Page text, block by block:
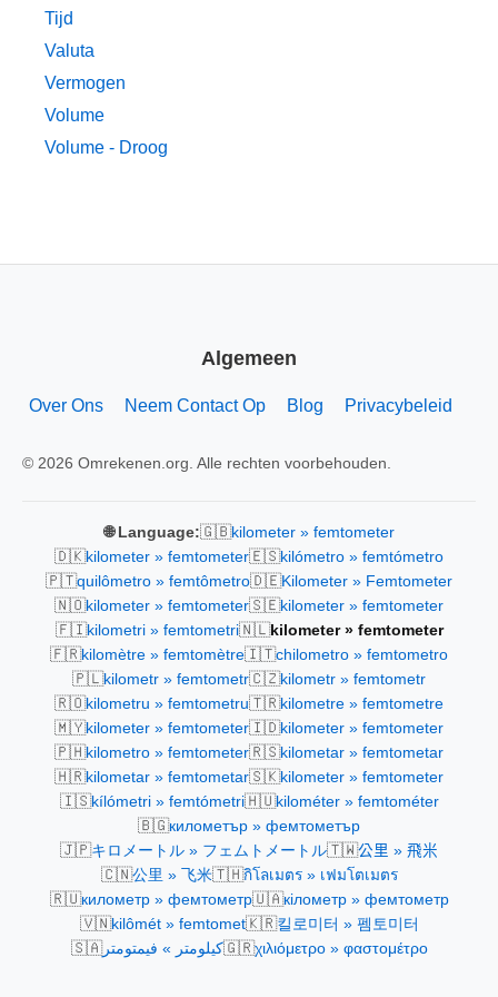
Tijd
Valuta
Vermogen
Volume
Volume - Droog
Algemeen
Over Ons Neem Contact Op Blog Privacybeleid
© 2026 Omrekenen.org. Alle rechten voorbehouden.
🌐 Language:🇬🇧kilometer » femtometer
🇩🇰kilometer » femtometer🇪🇸kilómetro » femtómetro
🇵🇹quilômetro » femtômetro🇩🇪Kilometer » Femtometer
🇳🇴kilometer » femtometer🇸🇪kilometer » femtometer
🇫🇮kilometri » femtometri🇳🇱kilometer » femtometer
🇫🇷kilomètre » femtomètre🇮🇹chilometro » femtometro
🇵🇱kilometr » femtometr🇨🇿kilometr » femtometr
🇷🇴kilometru » femtometru🇹🇷kilometre » femtometre
🇲🇾kilometer » femtometer🇮🇩kilometer » femtometer
🇵🇭kilometro » femtometer🇷🇸kilometar » femtometar
🇭🇷kilometar » femtometar🇸🇰kilometer » femtometer
🇮🇸kílómetri » femtómetri🇭🇺kilométer » femtométer
🇧🇬километър » фемтометър
🇯🇵キロメートル » フェムトメートル🇹🇼公里 » 飛米
🇨🇳公里 » 飞米🇹🇭กิโลเมตร » เฟมโตเมตร
🇷🇺километр » фемтометр🇺🇦кілометр » фемтометр
🇻🇳kilômét » femtomet🇰🇷킬로미터 » 펨토미터
🇸🇦كيلومتر » فيمتومتر🇬🇷χιλιόμετρο » φαστομέτρο